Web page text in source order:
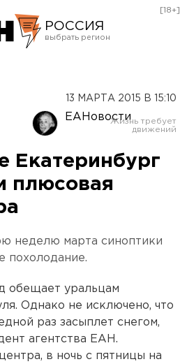
РОССИЯ
Оренбург
[18+]
13 МАРТА 2015 В 15:10
ЕАНовости
Екатеринбург
плюсовая
неделю марта синоптики
похолодание.
обещает уральцам
Однако не исключено, что
раз засыплет снегом,
агентства ЕАН.
в ночь с пятницы на